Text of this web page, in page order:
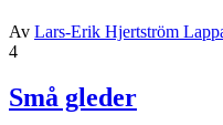
Av Lars-Erik Hjertström
4
Små gleder